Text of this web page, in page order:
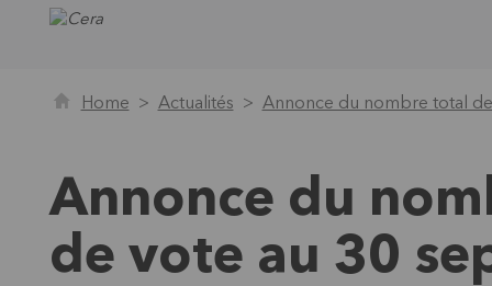
Home Actualités Annonce du nombre total
Annonce du
de vote au 30